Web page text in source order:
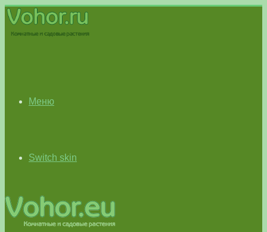
Меню
Switch skin